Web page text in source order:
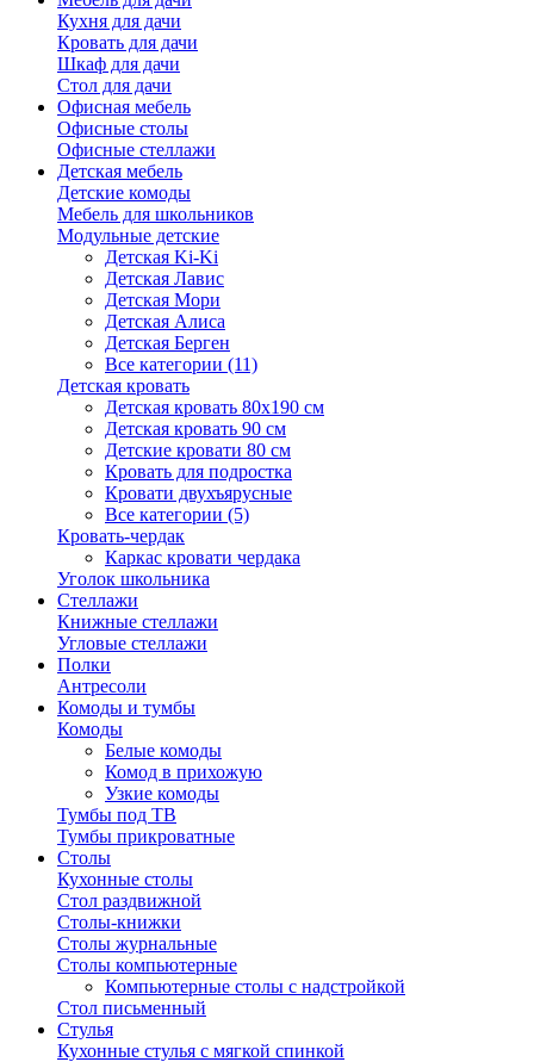
Кухня для дачи
Кровать для дачи
Шкаф для дачи
Стол для дачи
Офисная мебель
Офисные столы
Офисные стеллажи
Детская мебель
Детские комоды
Мебель для школьников
Модульные детские
Детская Ki-Ki
Детская Лавис
Детская Мори
Детская Алиса
Детская Берген
Все категории (11)
Детская кровать
Детская кровать 80х190 см
Детская кровать 90 см
Детские кровати 80 см
Кровать для подростка
Кровати двухъярусные
Все категории (5)
Кровать-чердак
Каркас кровати чердака
Уголок школьника
Стеллажи
Книжные стеллажи
Угловые стеллажи
Полки
Антресоли
Комоды и тумбы
Комоды
Белые комоды
Комод в прихожую
Узкие комоды
Тумбы под ТВ
Тумбы прикроватные
Столы
Кухонные столы
Стол раздвижной
Столы-книжки
Столы журнальные
Столы компьютерные
Компьютерные столы с надстройкой
Стол письменный
Стулья
Кухонные стулья с мягкой спинкой